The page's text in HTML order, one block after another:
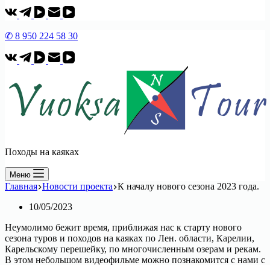
✆ 8 950 224 58 30
Походы на каяках
Меню
Главная Новости проекта К началу нового сезона 2023 года.
10/05/2023
Неумолимо бежит время, приближая нас к старту нового
сезона туров и походов на каяках по Лен. области, Карелии,
Карельскому перешейку, по многочисленным озерам и рекам.
В этом небольшом видеофильме можно познакомится с нами с